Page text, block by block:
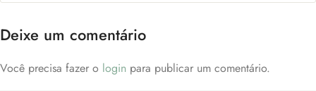
Deixe um comentário
Você precisa fazer o login para publicar um comentário.